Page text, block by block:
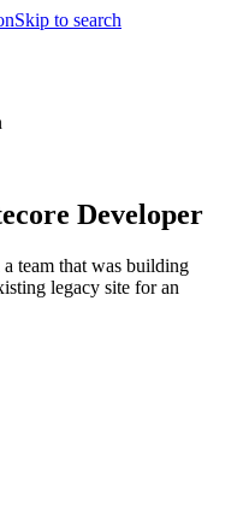
Skip to search
Developer
team that was building
legacy site for an